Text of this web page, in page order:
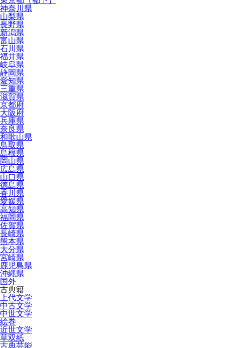
神奈川県
山梨県
長野県
新潟県
富山県
石川県
福井県
岐阜県
静岡県
愛知県
三重県
滋賀県
京都府
大阪府
兵庫県
奈良県
和歌山県
鳥取県
島根県
岡山県
広島県
山口県
徳島県
香川県
愛媛県
高知県
福岡県
佐賀県
長崎県
熊本県
大分県
宮崎県
鹿児島県
沖縄県
国外
古典籍
上代文学
中古文学
中世文学
絵巻
近世文学
草双紙
古典芸能